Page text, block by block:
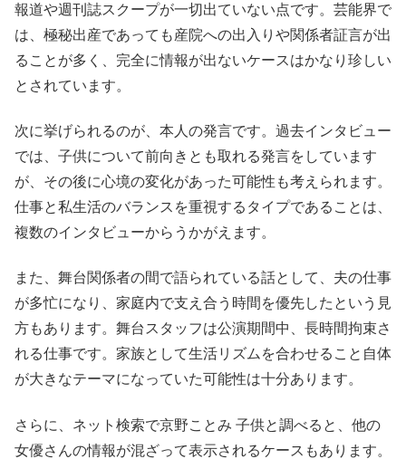
報道や週刊誌スクープが一切出ていない点です。芸能界で
は、極秘出産であっても産院への出入りや関係者証言が出
ることが多く、完全に情報が出ないケースはかなり珍しい
とされています。
次に挙げられるのが、本人の発言です。過去インタビュー
では、子供について前向きとも取れる発言をしています
が、その後に心境の変化があった可能性も考えられます。
仕事と私生活のバランスを重視するタイプであることは、
複数のインタビューからうかがえます。
また、舞台関係者の間で語られている話として、夫の仕事
が多忙になり、家庭内で支え合う時間を優先したという見
方もあります。舞台スタッフは公演期間中、長時間拘束さ
れる仕事です。家族として生活リズムを合わせること自体
が大きなテーマになっていた可能性は十分あります。
さらに、ネット検索で京野ことみ 子供と調べると、他の
女優さんの情報が混ざって表示されるケースもあります。